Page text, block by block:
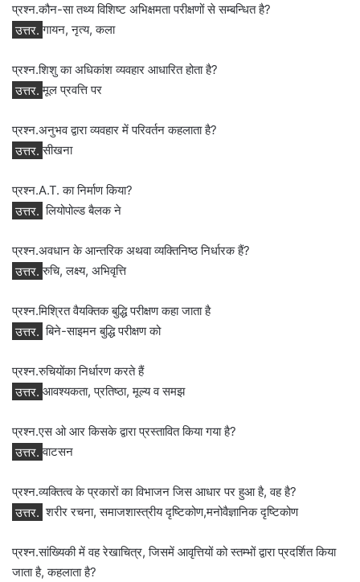
प्रश्न.कौन-सा तथ्‍य विशिष्‍ट अभिक्षमता परीक्षणों से सम्‍बन्धित है?
उत्तर. गायन, नृत्‍य, कला
प्रश्न.शिशु का अधिकांश व्यवहार आधारित होता है?
उत्तर. मूल प्रवत्ति पर
प्रश्न.अनुभव द्वारा व्यवहार में परिवर्तन कहलाता है?
उत्तर. सीखना
प्रश्न.A.T. का निर्माण किया?
उत्तर. लियोपोल्‍ड बैलक ने
प्रश्न.अवधान के आन्तरिक अथवा व्यक्तिनिष्ठ निर्धारक हैं?
उत्तर. रुचि, लक्ष्य, अभिवृत्ति
प्रश्न.मिश्रित वैयक्तिक बुद्धि परीक्षण कहा जाता है
उत्तर. बिने-साइमन बुद्धि परीक्षण को
प्रश्न.रुचियोंका निर्धारण करते हैं
उत्तर. आवश्‍यकता, प्रतिष्‍ठा, मूल्‍य व समझ
प्रश्न.एस ओ आर किसके द्वारा प्रस्तावित किया गया है?
उत्तर. वाटसन
प्रश्न.व्‍यक्तित्‍व के प्रकारों का विभाजन जिस आधार पर हुआ है, वह है?
उत्तर. शरीर रचना, समाजशास्‍त्रीय दृष्टिकोण,मनोवैज्ञानिक दृष्टिकोण
प्रश्न.सांख्यिकी में वह रेखाचित्र, जिसमें आवृत्तियों को स्तम्भों द्वारा प्रदर्शित किया
जाता है, कहलाता है?